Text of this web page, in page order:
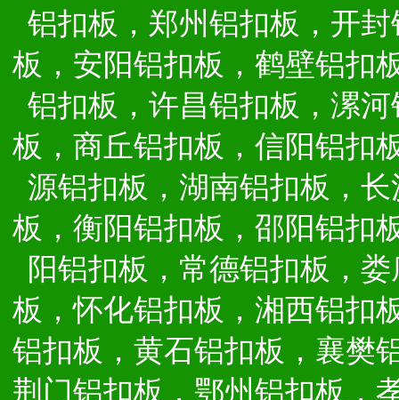
铝扣板，郑州铝扣板，开
板，安阳铝扣板，鹤壁铝扣
铝扣板，许昌铝扣板，漯
板，商丘铝扣板，信阳铝扣
源铝扣板，湖南铝扣板，
板，衡阳铝扣板，邵阳铝扣
阳铝扣板，常德铝扣板，
板，怀化铝扣板，湘西铝扣
铝扣板，黄石铝扣板，襄樊
荆门铝扣板，鄂州铝扣板，